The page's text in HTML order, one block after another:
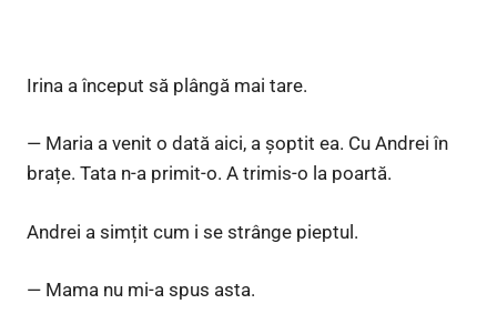
Irina a început să plângă mai tare.
— Maria a venit o dată aici, a șoptit ea. Cu Andrei în
brațe. Tata n-a primit-o. A trimis-o la poartă.
Andrei a simțit cum i se strânge pieptul.
— Mama nu mi-a spus asta.